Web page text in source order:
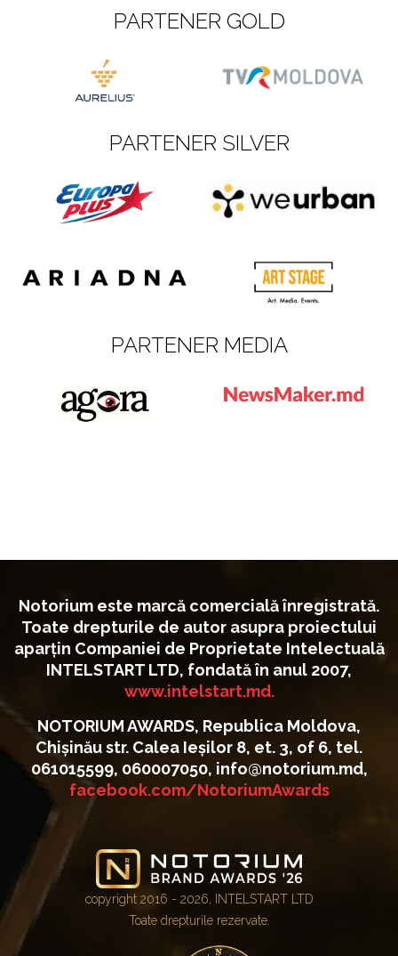
PARTENER GOLD
PARTENER SILVER
PARTENER MEDIA
Notorium este marcă comercială înregistrată.
Toate drepturile de autor asupra proiectului
aparțin Companiei de Proprietate Intelectuală
INTELSTART LTD, fondată în anul 2007,
www.intelstart.md.
NOTORIUM AWARDS, Republica Moldova,
Chișinău str. Calea Ieșilor 8, et. 3, of 6, tel.
061015599, 060007050, info@notorium.md,
facebook.com/NotoriumAwards
copyright 2016 - 2026, INTELSTART LTD
Toate drepturile rezervate.